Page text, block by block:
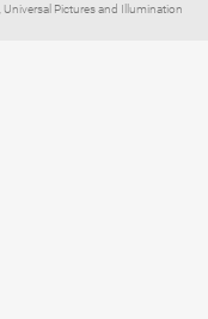
Universal Pictures and Illumination